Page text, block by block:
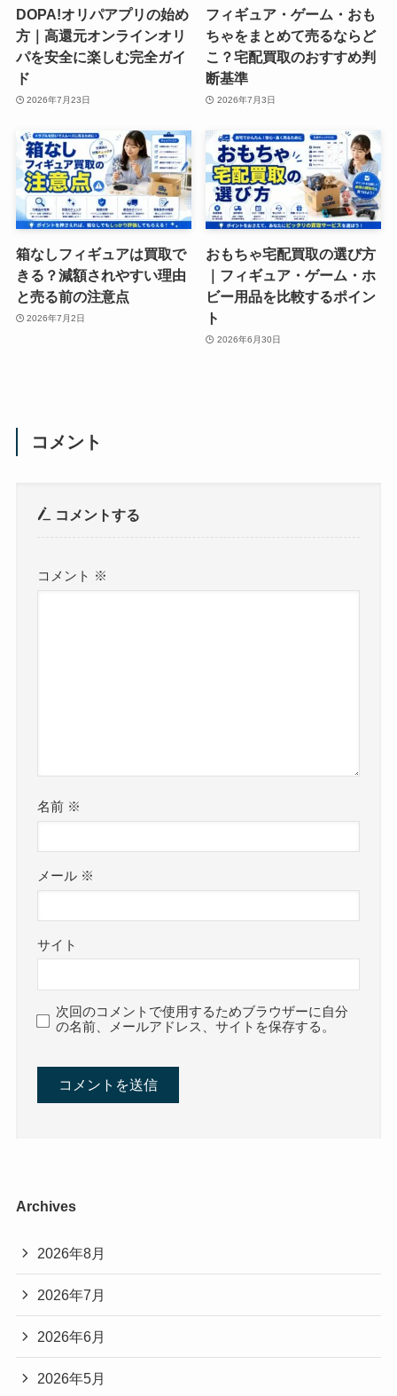
DOPA!オリパアプリの始め
方｜高還元オンラインオリ
パを安全に楽しむ完全ガイ
ド
2026年7月23日
フィギュア・ゲーム・おも
ちゃをまとめて売るならど
こ？宅配買取のおすすめ判
断基準
2026年7月3日
箱なしフィギュアは買取で
きる？減額されやすい理由
と売る前の注意点
2026年7月2日
おもちゃ宅配買取の選び方
｜フィギュア・ゲーム・ホ
ビー用品を比較するポイン
ト
2026年6月30日
コメント
コメントする
コメント ※
名前 ※
メール ※
サイト
次回のコメントで使用するためブラウザーに自分
の名前、メールアドレス、サイトを保存する。
Archives
2026年8月
2026年7月
2026年6月
2026年5月